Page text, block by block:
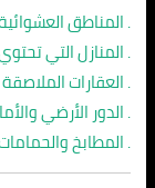
. المناطق
. المنازل التي
. العقارات
. الدور الأرضي
. المطابخ